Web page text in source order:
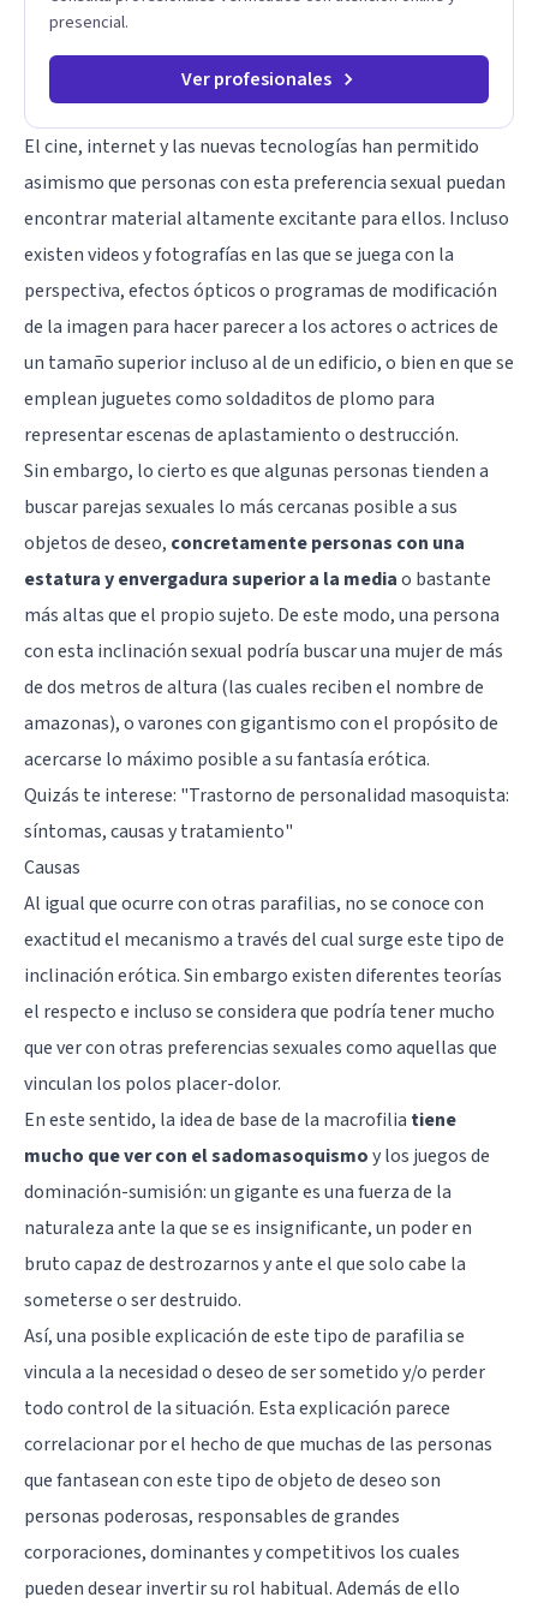
presencial.
Ver profesionales
El cine, internet y las nuevas tecnologías han permitido
asimismo que personas con esta preferencia sexual puedan
encontrar material altamente excitante para ellos. Incluso
existen videos y fotografías en las que se juega con la
perspectiva, efectos ópticos o programas de modificación
de la imagen para hacer parecer a los actores o actrices de
un tamaño superior incluso al de un edificio, o bien en que se
emplean juguetes como soldaditos de plomo para
representar escenas de aplastamiento o destrucción.
Sin embargo, lo cierto es que algunas personas tienden a
buscar parejas sexuales lo más cercanas posible a sus
objetos de deseo, concretamente personas con una
estatura y envergadura superior a la mediao bastante
más altas que el propio sujeto. De este modo, una persona
con esta inclinación sexual podría buscar una mujer de más
de dos metros de altura (las cuales reciben el nombre de
amazonas), o varones con gigantismo con el propósito de
acercarse lo máximo posible a su fantasía erótica.
Quizás te interese: "Trastorno de personalidad masoquista:
síntomas, causas y tratamiento"
Causas
Al igual que ocurre con otras parafilias, no se conoce con
exactitud el mecanismo a través del cual surge este tipo de
inclinación erótica. Sin embargo existen diferentes teorías
el respecto e incluso se considera que podría tener mucho
que ver con otras preferencias sexuales como aquellas que
vinculan los polos placer-dolor.
En este sentido, la idea de base de la macrofilia tiene
mucho que ver con el sadomasoquismoy los juegos de
dominación-sumisión: un gigante es una fuerza de la
naturaleza ante la que se es insignificante, un poder en
bruto capaz de destrozarnos y ante el que solo cabe la
someterse o ser destruido.
Así, una posible explicación de este tipo de parafilia se
vincula a la necesidad o deseo de ser sometido y/o perder
todo control de la situación. Esta explicación parece
correlacionar por el hecho de que muchas de las personas
que fantasean con este tipo de objeto de deseo son
personas poderosas, responsables de grandes
corporaciones, dominantes y competitivos los cuales
pueden desear invertir su rol habitual. Además de ello